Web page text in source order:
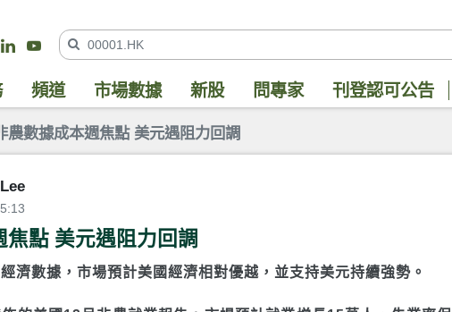
頻道 市場數據 新股 問專家 刊登認可公告
農數據成本週焦點 美元遇阻力回調
焦點 美元遇阻力回調
濟數據，市場預計美國經濟相對優越，並支持美元持續強勢。